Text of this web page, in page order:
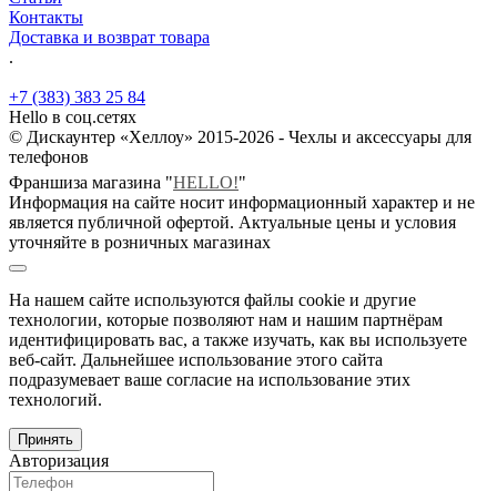
Контакты
Доставка и возврат товара
.
+7 (383) 383 25 84
Hello в соц.сетях
© Дискаунтер «Хеллоу» 2015-2026 - Чехлы и аксессуары для
телефонов
Франшиза магазина "HELLO!"
Информация на сайте носит информационный характер и не
является публичной офертой. Актуальные цены и условия
уточняйте в розничных магазинах
На нашем сайте используются файлы cookie и другие
технологии, которые позволяют нам и нашим партнёрам
идентифицировать вас, а также изучать, как вы используете
веб-сайт. Дальнейшее использование этого сайта
подразумевает ваше согласие на использование этих
технологий.
Принять
Авторизация